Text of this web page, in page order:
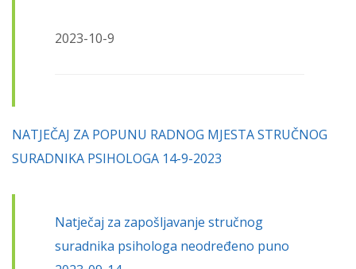
2023-10-9
NATJEČAJ ZA POPUNU RADNOG MJESTA STRUČNOG
SURADNIKA PSIHOLOGA 14-9-2023
Natječaj za zapošljavanje stručnog
suradnika psihologa neodređeno puno